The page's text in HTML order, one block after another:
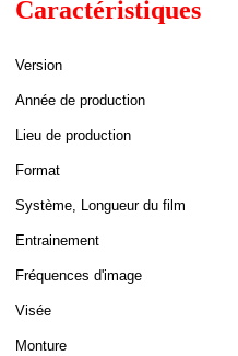
Caractéristiques
Version
Année de production
Lieu de production
Format
Système, Longueur du film
Entrainement
Fréquences d'image
Visée
Monture